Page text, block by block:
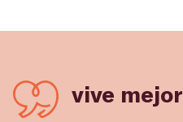
vive mejor